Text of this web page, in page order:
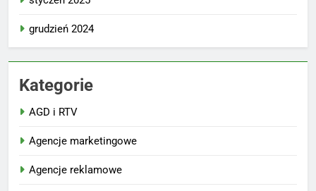
grudzień 2024
Kategorie
AGD i RTV
Agencje marketingowe
Agencje reklamowe